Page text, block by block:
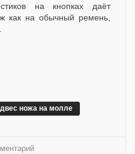
на кнопках даёт
как на обычный ремень,
ножа на молле